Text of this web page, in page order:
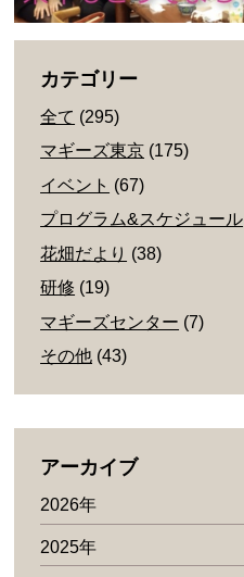
カテゴリー
全て (295)
マギーズ東京 (175)
イベント (67)
プログラム&スケジュール
花畑だより (38)
研修 (19)
マギーズセンター (7)
その他 (43)
アーカイブ
2026年
2025年